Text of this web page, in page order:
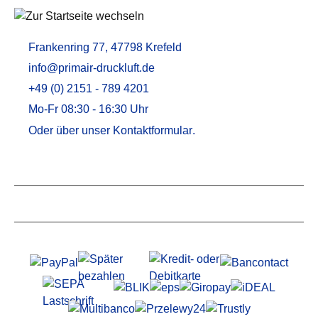
Frankenring 77, 47798 Krefeld
info@primair-druckluft.de
+49 (0) 2151 - 789 4201
Mo-Fr 08:30 - 16:30 Uhr
Oder über unser Kontaktformular.